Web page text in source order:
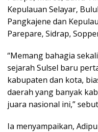
Kepulauan Selayar,
Pangkajene dan
Parepare, Sidrap,
“Memang bahagia
sejarah Sulsel baru
kabupaten dan kota,
daerah yang banyak
juara nasional ini,”
Ia menyampaikan,